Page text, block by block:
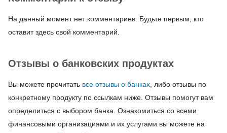
На данный момент нет комментариев. Будьте первым, кто
оставит здесь свой комментарий.
Отзывы о банковских продуктах
Вы можете прочитать все отзывы о банках , либо отзывы по
конкретному продукту по ссылкам ниже. Отзывы помогут вам
определиться с выбором банка. Ознакомиться со всеми
финансовыми организациями и их услугами вы можете на